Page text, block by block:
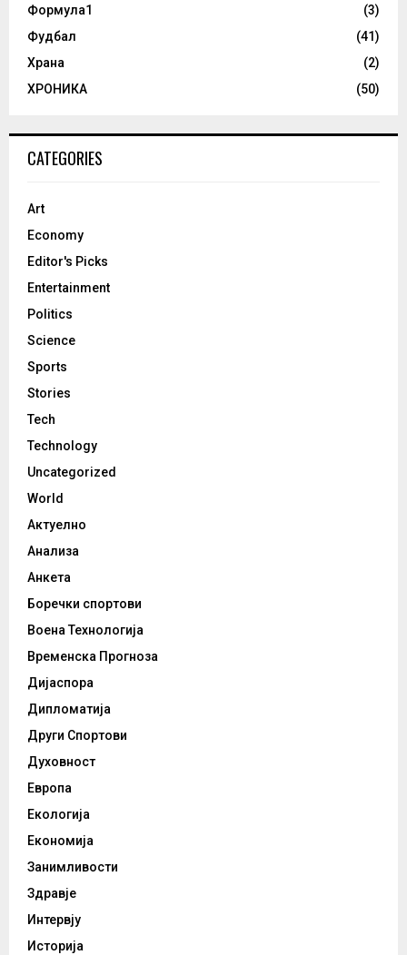
Формула1
(3)
Фудбал
(41)
Храна
(2)
ХРОНИКА
(50)
CATEGORIES
Art
Economy
Editor's Picks
Entertainment
Politics
Science
Sports
Stories
Tech
Technology
Uncategorized
World
Актуелно
Анализа
Анкета
Боречки спортови
Воена Технологија
Временска Прогноза
Дијаспора
Дипломатија
Други Спортови
Духовност
Европа
Екологија
Економија
Занимливости
Здравје
Интервју
Историја